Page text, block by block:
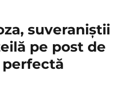
suveraniştii
pe post de